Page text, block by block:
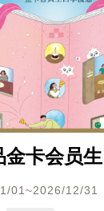
金卡会员
01~2026/12/31